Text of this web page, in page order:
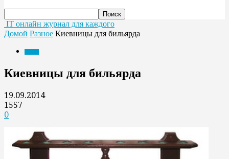
IT онлайн журнал для каждого
Домой Разное Киевницы для бильярда
Киевницы для бильярда
19.09.2014
1557
0